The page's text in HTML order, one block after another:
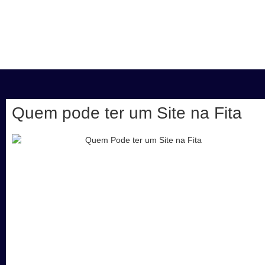
Quem pode ter um Site na Fita